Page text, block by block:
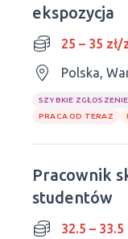
ekspozycja
25 – 35
Polska,
SZYBKIE ZGŁOSZENIE
PRACA OD TERAZ
Pracownik
studentów
32.5 –